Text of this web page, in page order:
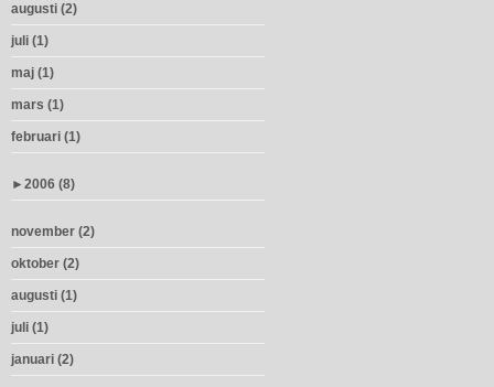
augusti (2)
juli (1)
maj (1)
mars (1)
februari (1)
► 2006 (8)
november (2)
oktober (2)
augusti (1)
juli (1)
januari (2)